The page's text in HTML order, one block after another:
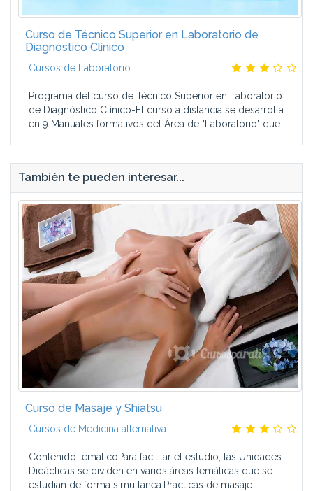
Curso de Técnico Superior en Laboratorio de
Diagnóstico Clínico
Cursos de Laboratorio
Programa del curso de Técnico Superior en Laboratorio
de Diagnóstico Clínico-El curso a distancia se desarrolla
en 9 Manuales formativos del Área de "Laboratorio" que...
También te pueden interesar...
Curso de Masaje y Shiatsu
Cursos de Medicina alternativa
Contenido tematicoPara facilitar el estudio, las Unidades
Didácticas se dividen en varios áreas temáticas que se
estudian de forma simultánea:Prácticas de masaje:...